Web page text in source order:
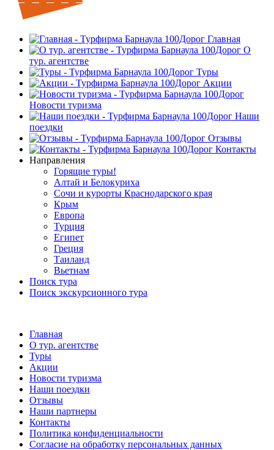
Главная
О
тур. агентстве
Туры
Акции
Новости туризма
Наши
поездки
Отзывы
Контакты
Направления
Горящие туры!
Алтай и Белокуриха
Сочи и курорты Краснодарского края
Крым
Европа
Турция
Египет
Греция
Таиланд
Вьетнам
Поиск тура
Поиск экскурсионного тура
Главная
О тур. агентстве
Туры
Акции
Новости туризма
Наши поездки
Отзывы
Наши партнеры
Контакты
Политика конфиденциальности
Согласие на обработку персональных данных